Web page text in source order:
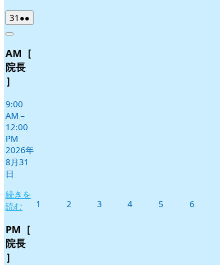
31 2026
年
月
31
日
●●
件
イ
Close
AM［
院長
］
9:00
AM –
12:00
PM
2026年
8月31
日
続きを
読む
PM［
院長
］
1 2 3 42026
5 6